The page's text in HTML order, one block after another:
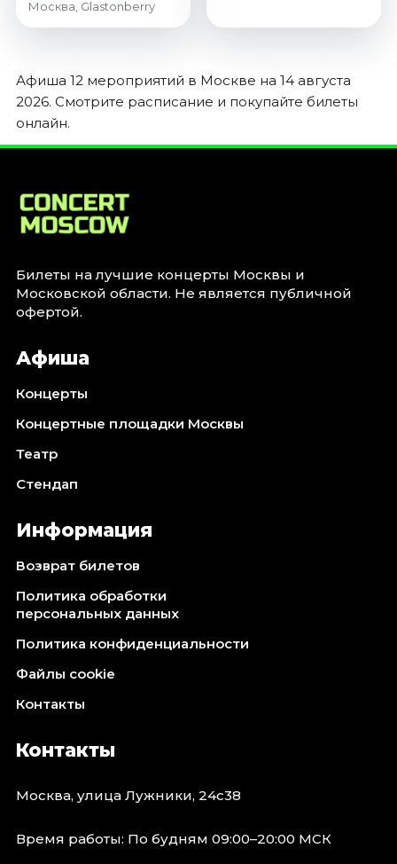
Москва, Glastonberry
Афиша 12 мероприятий в Москве на 14 августа
2026. Смотрите расписание и покупайте билеты
онлайн.
Билеты на лучшие концерты Москвы и
Московской области. Не является публичной
офертой.
Афиша
Концерты
Концертные площадки Москвы
Театр
Стендап
Информация
Возврат билетов
Политика обработки
персональных данных
Политика конфиденциальности
Файлы cookie
Контакты
Контакты
Москва, улица Лужники, 24с38
Время работы: По будням 09:00–20:00 МСК